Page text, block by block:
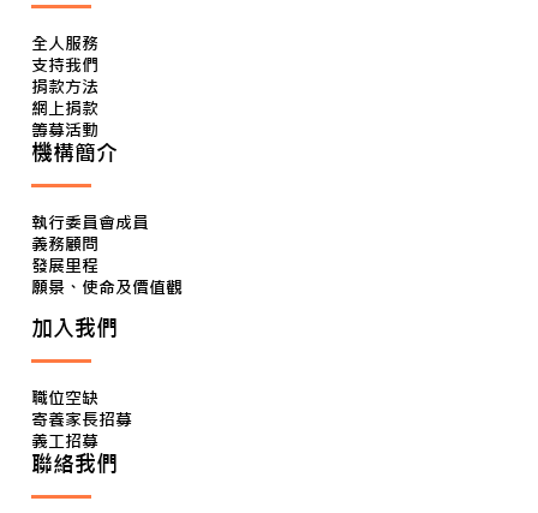
全人服務
支持我們
捐款方法
網上捐款
籌募活動
機構簡介
執行委員會成員
義務顧問
發展里程
願景、使命及價值觀
加入我們
職位空缺
寄養家長招募
義工招募
聯絡我們